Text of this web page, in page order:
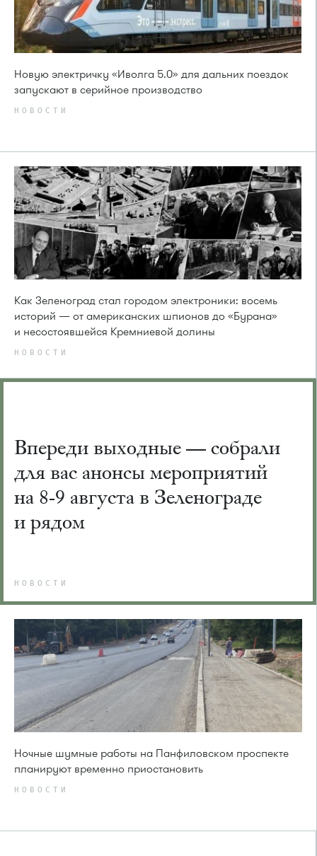
Новую электричку «Иволга 5.0» для дальних поездок
запускают в серийное производство
НОВОСТИ
Как Зеленоград стал городом электроники: восемь
историй — от американских шпионов до «Бурана»
и несостоявшейся Кремниевой долины
НОВОСТИ
Впереди выходные — собрали
для вас анонсы мероприятий
на 8-9 августа в Зеленограде
и рядом
НОВОСТИ
Ночные шумные работы на Панфиловском проспекте
планируют временно приостановить
НОВОСТИ